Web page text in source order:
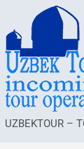
UZBEKTOUR –